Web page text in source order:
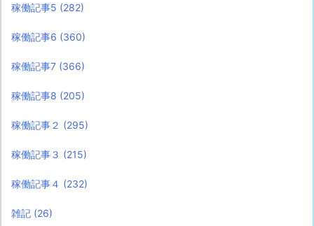
稼働記事5 (282)
稼働記事6 (360)
稼働記事7 (366)
稼働記事8 (205)
稼働記事２ (295)
稼働記事３ (215)
稼働記事４ (232)
雑記 (26)